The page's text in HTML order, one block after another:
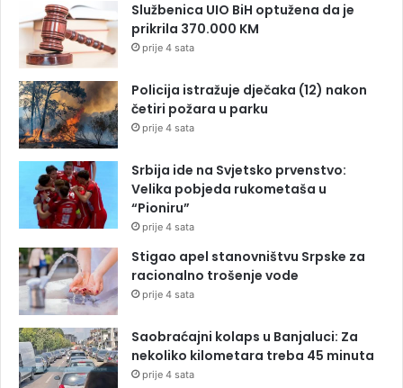
Službenica UIO BiH optužena da je
prikrila 370.000 KM
prije 4 sata
Policija istražuje dječaka (12) nakon
četiri požara u parku
prije 4 sata
Srbija ide na Svjetsko prvenstvo:
Velika pobjeda rukometaša u
“Pioniru”
prije 4 sata
Stigao apel stanovništvu Srpske za
racionalno trošenje vode
prije 4 sata
Saobraćajni kolaps u Banjaluci: Za
nekoliko kilometara treba 45 minuta
prije 4 sata